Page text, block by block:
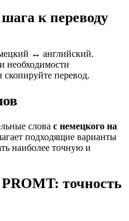
к переводу
↔ английский.
необходимости
скопируйте перевод.
слова с немецкого на
подходящие варианты
наиболее точную и
точность